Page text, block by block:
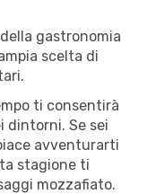
gastronomia
scelta di
ti consentirà
dintorni. Se sei
avventurarti
stagione ti
mozzafiato.